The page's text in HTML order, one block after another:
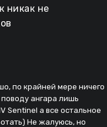
никак не
по крайней мере ничего
ангара лишь
Sentinel а все остальное
Не жалуюсь, но